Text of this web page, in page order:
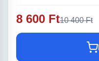
8 600 Ft10 400 Ft